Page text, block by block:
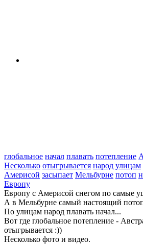
глобальное начал плавать потепление
Несколько отыгрывается народ улицам
Америсой засыпает Мельбурне потоп
Европу
Европу с Америсой снегом по самые
А в Мельбурне самый настоящий
По улицам народ плавать начал...
Вот где глобальное потепление -
отыгрывается :))
Несколько фото и видео.